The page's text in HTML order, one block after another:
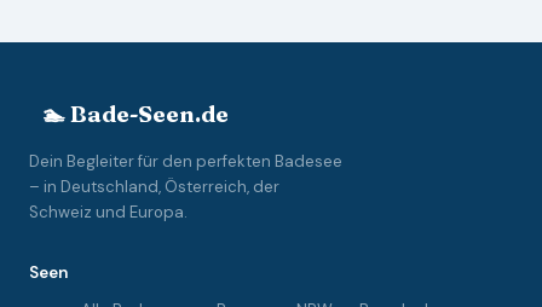
🏊 Bade-Seen.de
Dein Begleiter für den perfekten Badesee
– in Deutschland, Österreich, der
Schweiz und Europa.
Seen